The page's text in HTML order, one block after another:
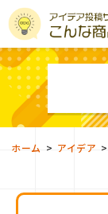
ホーム > アイデア >